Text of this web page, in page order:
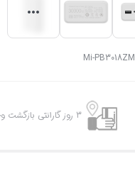
Mi-PB3018ZM
3 روز گارانتی بازگشت وجه